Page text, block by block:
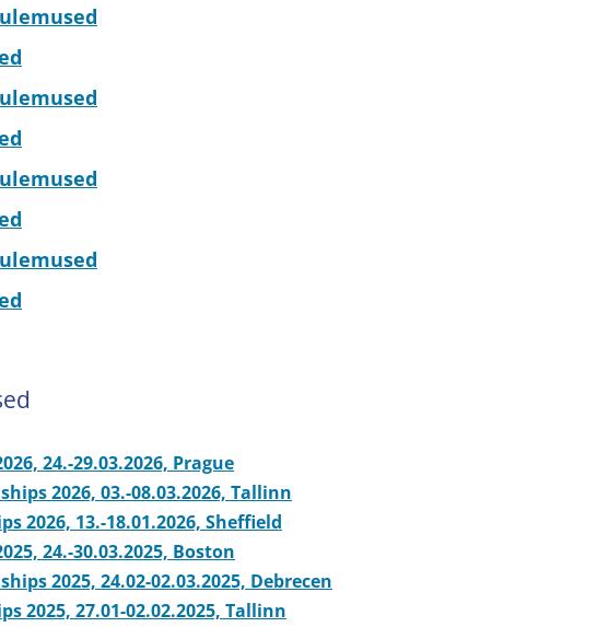
24.-29.03.2026, Prague
2026, 03.-08.03.2026, Tallinn
2026, 13.-18.01.2026, Sheffield
24.-30.03.2025, Boston
2025, 24.02-02.03.2025, Debrecen
2025, 27.01-02.02.2025, Tallinn